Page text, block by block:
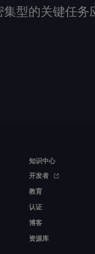
型的关键任
知识中心
开发者
教育
认证
博客
资源库